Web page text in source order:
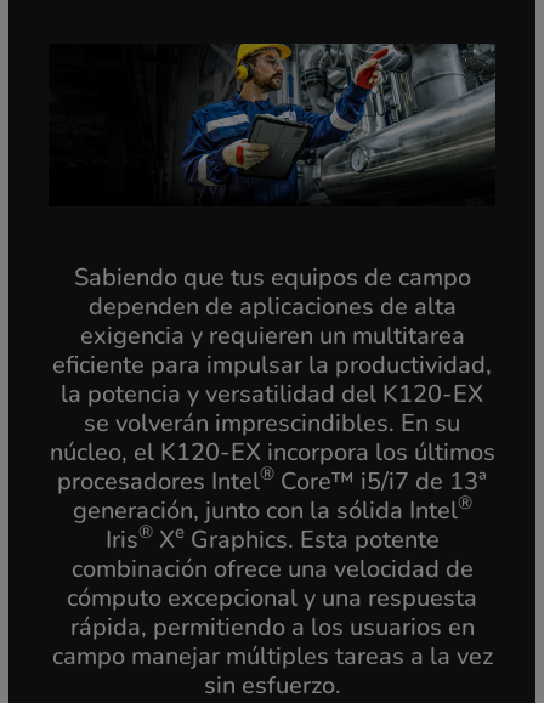
Sabiendo que tus equipos de campo
dependen de aplicaciones de alta
exigencia y requieren un multitarea
eficiente para impulsar la productividad,
la potencia y versatilidad del K120-EX
se volverán imprescindibles. En su
núcleo, el K120-EX incorpora los últimos
procesadores Intel® Core™ i5/i7 de 13ª
generación, junto con la sólida Intel®
Iris®XeGraphics. Esta potente
combinación ofrece una velocidad de
cómputo excepcional y una respuesta
rápida, permitiendo a los usuarios en
campo manejar múltiples tareas a la vez
sin esfuerzo.